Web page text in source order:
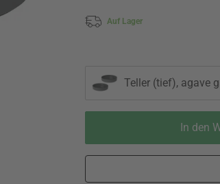
Auf Lager
Teller (tief), agave
In den